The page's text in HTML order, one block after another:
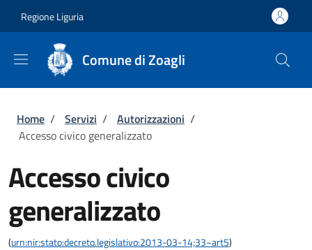
Regione Liguria
Comune di Zoagli
Briciole di pane
Home / Servizi / Autorizzazioni /
Accesso civico generalizzato
Accesso civico
generalizzato
(urn:nir:stato:decreto.legislativo:2013-03-14;33~art5)